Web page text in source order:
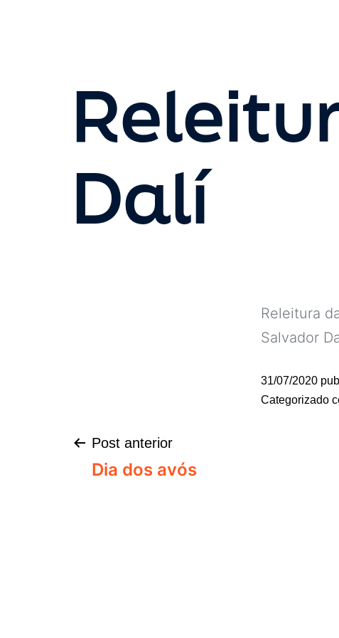
Dalí
Releitura
Salvador
31/07/2020
Categorizado
Post anterior
Dia dos avós